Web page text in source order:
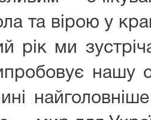
та вірою у
рік ми
нашу